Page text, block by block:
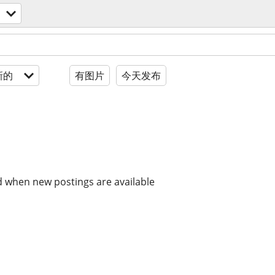
的 有图片 今天发布
new postings are available